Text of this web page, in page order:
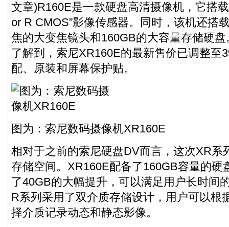
文章)R160E是一款硬盘高清摄像机，它搭
or R CMOS”影像传感器。同时，该机还搭
焦的大变焦镜头和160GB的大容量存储硬
了解到，索尼XR160E的最新售价已调整至
配、原装和屏幕保护贴。
图为：索尼数码摄像机XR160E
相对于之前的索尼硬盘DV而言，这次XR系
存储空间。XR160E配备了160GB容量的硬
了40GB的大幅提升，可以满足用户长时间
R系列采用了双介质存储设计，用户可以根
择介质记录动态和静态影像。